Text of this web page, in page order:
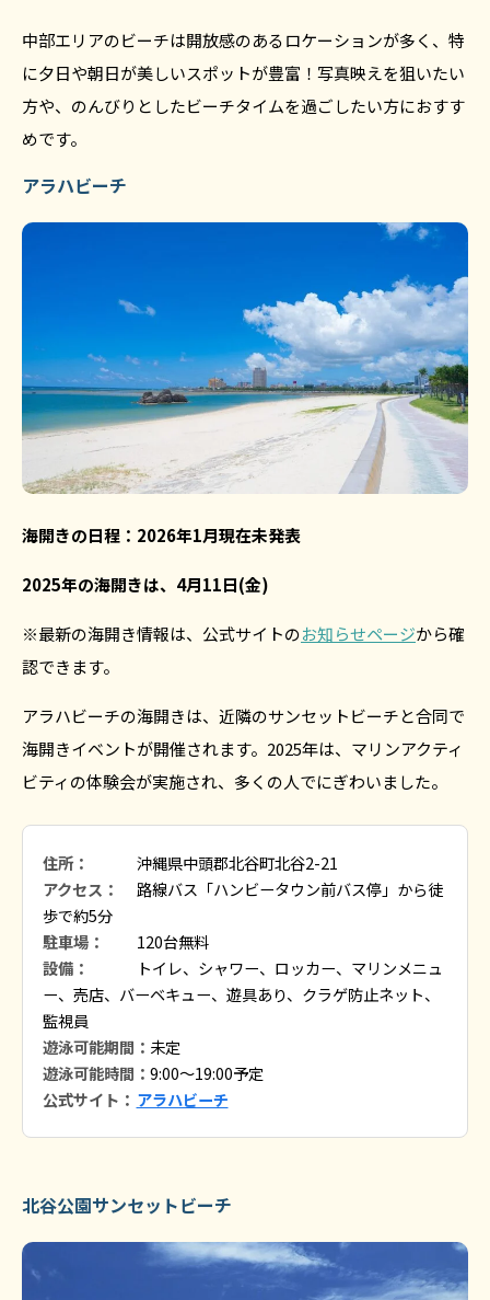
中部エリアのビーチは開放感のあるロケーションが多く、特
に夕日や朝日が美しいスポットが豊富！写真映えを狙いたい
方や、のんびりとしたビーチタイムを過ごしたい方におすす
めです。
アラハビーチ
海開きの日程：2026年1月現在未発表
2025年の海開きは、4月11日(金)
※最新の海開き情報は、公式サイトのお知らせページから確
認できます。
アラハビーチの海開きは、近隣のサンセットビーチと合同で
海開きイベントが開催されます。2025年は、マリンアクティ
ビティの体験会が実施され、多くの人でにぎわいました。
住所：
沖縄県中頭郡北谷町北谷2-21
アクセス：
路線バス「ハンビータウン前バス停」から徒
歩で約5分
駐車場：
120台無料
設備：
トイレ、シャワー、ロッカー、マリンメニュ
ー、売店、バーベキュー、遊具あり、クラゲ防止ネット、
監視員
遊泳可能期間： 未定
遊泳可能時間： 9:00～19:00予定
公式サイト： アラハビーチ
北谷公園サンセットビーチ